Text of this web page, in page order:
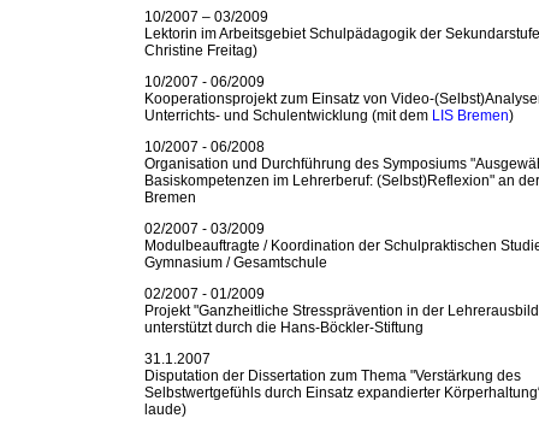
10/2007 – 03/2009
Lektorin im Arbeitsgebiet Schulpädagogik der
Christine Freitag)
10/2007 - 06/2009
Kooperationsprojekt zum Einsatz von Video-
Unterrichts- und Schulentwicklung (mit dem LIS Bremen)
10/2007 - 06/2008
Organisation und Durchführung des Symposiums
Basiskompetenzen im Lehrerberuf: (Selbst)Reflexion" an
Bremen
02/2007 - 03/2009
Modulbeauftragte / Koordination der Schulpraktischen
Gymnasium / Gesamtschule
02/2007 - 01/2009
Projekt "Ganzheitliche Stressprävention in der
unterstützt durch die Hans-Böckler-Stiftung
31.1.2007
Disputation der Dissertation zum Thema "Verstärkung des
Selbstwertgefühls durch Einsatz expandierter
laude)